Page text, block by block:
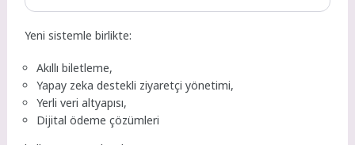
Yeni sistemle birlikte:
Akıllı biletleme,
Yapay zeka destekli ziyaretçi yönetimi,
Yerli veri altyapısı,
Dijital ödeme çözümleri